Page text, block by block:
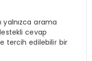
yalnızca arama
cevap
tercih edilebilir bir